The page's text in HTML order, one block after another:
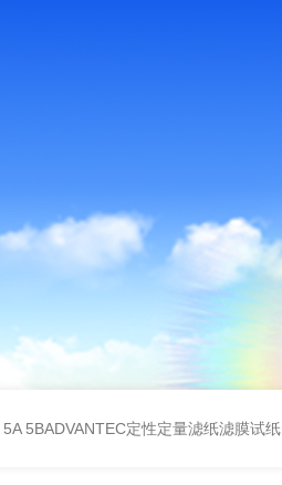
5A 5BADVANTEC定性定量滤纸滤膜试纸